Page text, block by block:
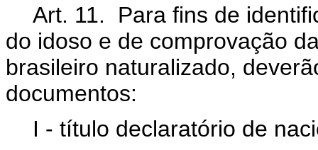
Art. 11. Para fins de
do idoso e de comprovação
brasileiro naturalizado,
documentos:
I - título declaratório de